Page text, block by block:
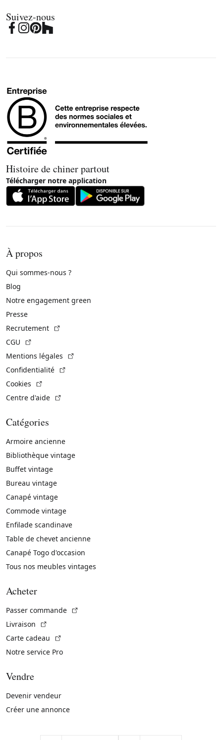
Suivez-nous
Histoire de chiner partout
Télécharger notre application
À propos
Qui sommes-nous ?
Blog
Notre engagement green
Presse
Recrutement
CGU
Mentions légales
Confidentialité
Cookies
Centre d'aide
Catégories
Armoire ancienne
Bibliothèque vintage
Buffet vintage
Bureau vintage
Canapé vintage
Commode vintage
Enfilade scandinave
Table de chevet ancienne
Canapé Togo d'occasion
Tous nos meubles vintages
Acheter
Passer commande
Livraison
Carte cadeau
Notre service Pro
Vendre
Devenir vendeur
Créer une annonce